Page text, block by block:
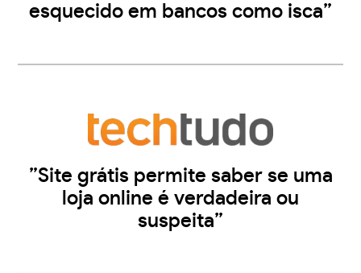
esquecido em bancos como isca”
”Site grátis permite saber se uma
loja online é verdadeira ou
suspeita”